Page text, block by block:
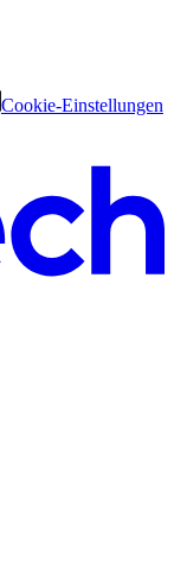
Cookie-Einstellungen